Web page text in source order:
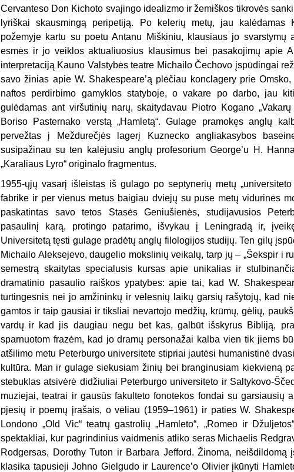
Cervanteso Don Kichoto svajingo idealizmo ir žemiškos tikrovės
lyriškai skausmingą peripetiją. Po kelerių metų, jau kalėdamas
požemyje kartu su poetu Antanu Miškiniu, klausiaus jo svarstymų
esmės ir jo veiklos aktualiuosius klausimus bei pasakojimų apie
interpretaciją Kauno Valstybės teatre Michailo Čechovo įspūdingai
savo žinias apie W. Shakespeare’ą plėčiau konclagery prie
naftos perdirbimo gamyklos statyboje, o vakare po darbo, jau
gulėdamas ant viršutinių narų, skaitydavau Piotro Kogano
Boriso Pasternako verstą „Hamletą“. Gulage pramokęs anglų
pervežtas į Meždurečjės lagerį Kuznecko angliakasybos
susipažinau su ten kalėjusiu anglų profesorium George’u H.
„Karaliaus Lyro“ originalo fragmentus.
1955-ųjų vasarį išleistas iš gulago po septynerių metų „universiteto
fabrike ir per vienus metus baigiau dviejų su puse metų vidurinės
paskatintas savo tetos Stasės Geniušienės, studijavusios
pasaulinį karą, protingo patarimo, išvykau į Leningradą ir,
Universitetą tęsti gulage pradėtų anglų filologijos studijų. Ten gilų
Michailo Aleksejevo, daugelio mokslinių veikalų, tarp jų – „Šekspir i
semestrą skaitytas specialusis kursas apie unikalias ir
dramatinio pasaulio raiškos ypatybes: apie tai, kad W.
turtingesnis nei jo amžininkų ir vėlesnių laikų garsių rašytojų, kad
gamtos ir taip gausiai ir tiksliai nevartojo medžių, krūmų, gėlių,
vardų ir kad jis daugiau negu bet kas, galbūt išskyrus Bibliją,
sparnuotom frazėm, kad jo dramų personažai kalba vien tik jiems
atšilimo metu Peterburgo universitete stipriai jautėsi humanistinė
kultūra. Man ir gulage siekusiam žinių bei branginusiam kiekvieną
stebuklas atsivėrė didžiuliai Peterburgo universiteto ir Saltykovo-
muziejai, teatrai ir gausūs fakulteto fonotekos fondai su garsiausių
pjesių ir poemų įrašais, o vėliau (1959–1961) ir paties W.
Londono „Old Vic“ teatrų gastrolių „Hamleto“, „Romeo ir
spektakliai, kur pagrindinius vaidmenis atliko seras Michaelis
Rodgersas, Dorothy Tuton ir Barbara Jefford. Žinoma, neišdildomą
klasika tapusieji Johno Gielgudo ir Laurence’o Olivier įkūnyti